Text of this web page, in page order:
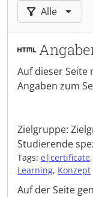
Ergebnisse
Alle
Auf dieser
Angaben zum
Zielgruppe:
Studierende
Tags: e|certificate,
Learning, Konzept
Auf der Seite